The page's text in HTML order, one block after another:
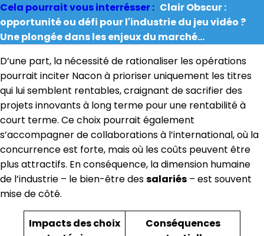
Cela pourrait vous interrésser : Clair Obscur :
opportunité ou défi pour l'industrie du jeu vidéo ?
Une plongée dans les enjeux du marché...
D’une part, la nécessité de rationaliser les opérations
pourrait inciter Nacon à prioriser uniquement les titres
qui lui semblent rentables, craignant de sacrifier des
projets innovants à long terme pour une rentabilité à
court terme. Ce choix pourrait également
s’accompagner de collaborations à l’international, où la
concurrence est forte, mais où les coûts peuvent être
plus attractifs. En conséquence, la dimension humaine
de l’industrie – le bien-être dessalariés – est souvent
mise de côté.
Impacts des choix
Conséquences